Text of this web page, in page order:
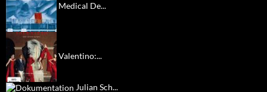
Medical De...
Valentino:...
Julian Sch...